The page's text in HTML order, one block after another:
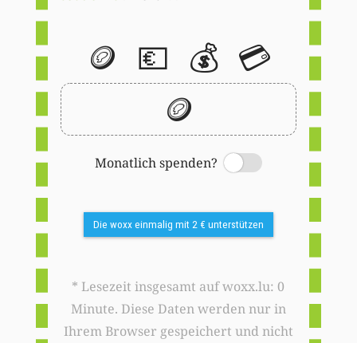
🪙 💶 💰 💳
🪙
Monatlich spenden?
Switch
Die woxx einmalig mit 2 € unterstützen
* Lesezeit insgesamt auf woxx.lu: 0
Minute. Diese Daten werden nur in
Ihrem Browser gespeichert und nicht